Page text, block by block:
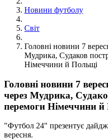
Новини футболу
Світ
Головні новини 7
Мудрика, Судаков
Німеччини й Польщі
Головні новини 7
через Мудрика,
перемоги Німеччини
"Футбол 24" презентує
вересня.